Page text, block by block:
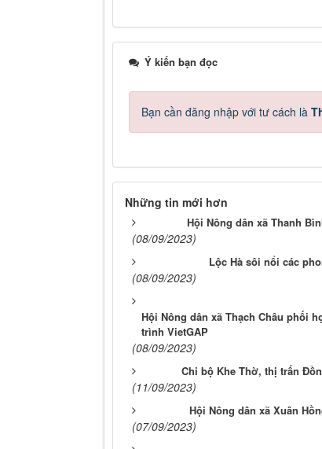
Ý kiến bạn đọc
Bạn cần đăng nhập với tư cách là
Những tin mới hơn
Hội Nông dân xã Thanh
(08/09/2023)
Lộc Hà sôi nổi các
(08/09/2023)
Hội Nông dân xã Thạch Châu phối
trình VietGAP
(08/09/2023)
Chi bộ Khe Thờ, thị trấn
(11/09/2023)
Hội Nông dân xã Xuân
(07/09/2023)